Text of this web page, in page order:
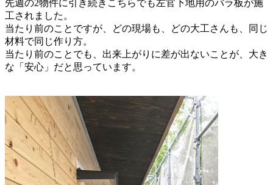
先週の2物件に引き続きこちらでも左官下地用のバラ板が施
工されました。
当たり前のことですが、どの現場も、どの大工さんも、同じ
材料で同じ作り方。
当たり前のことでも、出来上がりに差が出ないことが、大き
な「安心」だと思っています。